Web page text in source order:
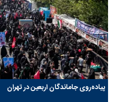
پیاده‌روی جاماندگان اربعین در تهران